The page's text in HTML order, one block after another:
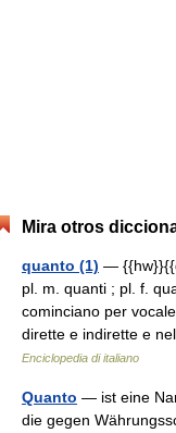
Mira otros
quanto (1) —
pl. m. quanti ; pl. f.
cominciano per
dirette e indirette e
Enciclopedia di italiano
Quanto — ist eine
die gegen